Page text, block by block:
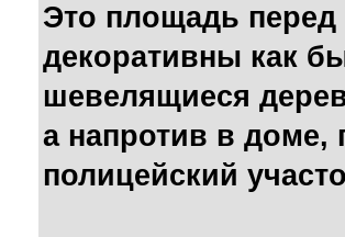
Это площадь перед
декоративны как
шевелящиеся
а напротив в доме,
полицейский